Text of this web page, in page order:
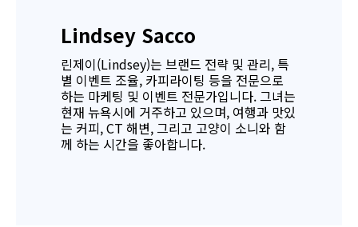
Lindsey Sacco
린제이(Lindsey)는 브랜드 전략 및 관리, 특
별 이벤트 조율, 카피라이팅 등을 전문으로
하는 마케팅 및 이벤트 전문가입니다. 그녀는
현재 뉴욕시에 거주하고 있으며, 여행과 맛있
는 커피, CT 해변, 그리고 고양이 소니와 함
께 하는 시간을 좋아합니다.